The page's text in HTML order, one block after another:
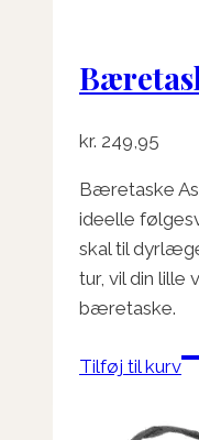
kr. 249,95
Bæretaske
ideelle
skal til
tur, vil din lille
bæretaske.
Tilføj til kurv